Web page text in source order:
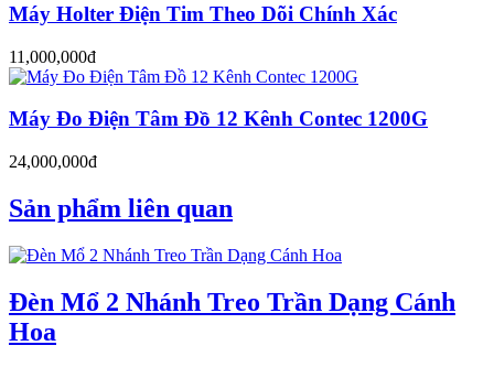
Máy Holter Điện Tim Theo Dõi Chính Xác
11,000,000đ
Máy Đo Điện Tâm Đồ 12 Kênh Contec 1200G
24,000,000đ
Sản phẩm liên quan
Đèn Mổ 2 Nhánh Treo Trần Dạng Cánh
Hoa